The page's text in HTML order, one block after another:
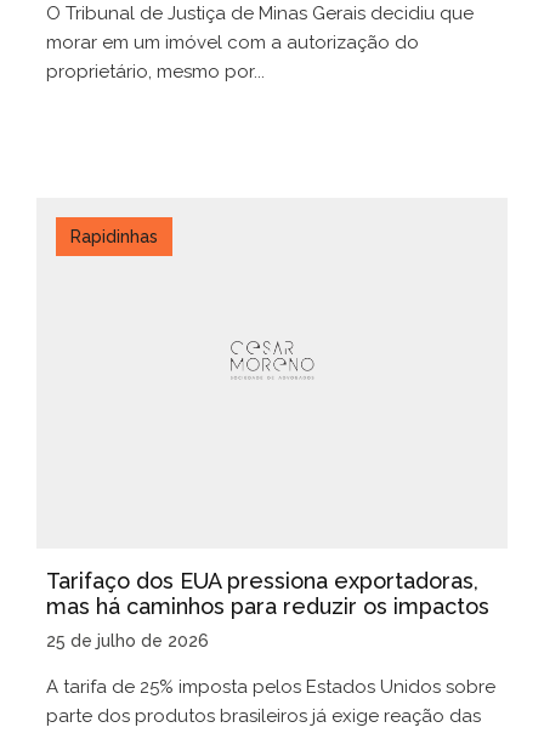
O Tribunal de Justiça de Minas Gerais decidiu que
morar em um imóvel com a autorização do
proprietário, mesmo por...
Rapidinhas
Tarifaço dos EUA pressiona exportadoras,
mas há caminhos para reduzir os impactos
25 de julho de 2026
A tarifa de 25% imposta pelos Estados Unidos sobre
parte dos produtos brasileiros já exige reação das